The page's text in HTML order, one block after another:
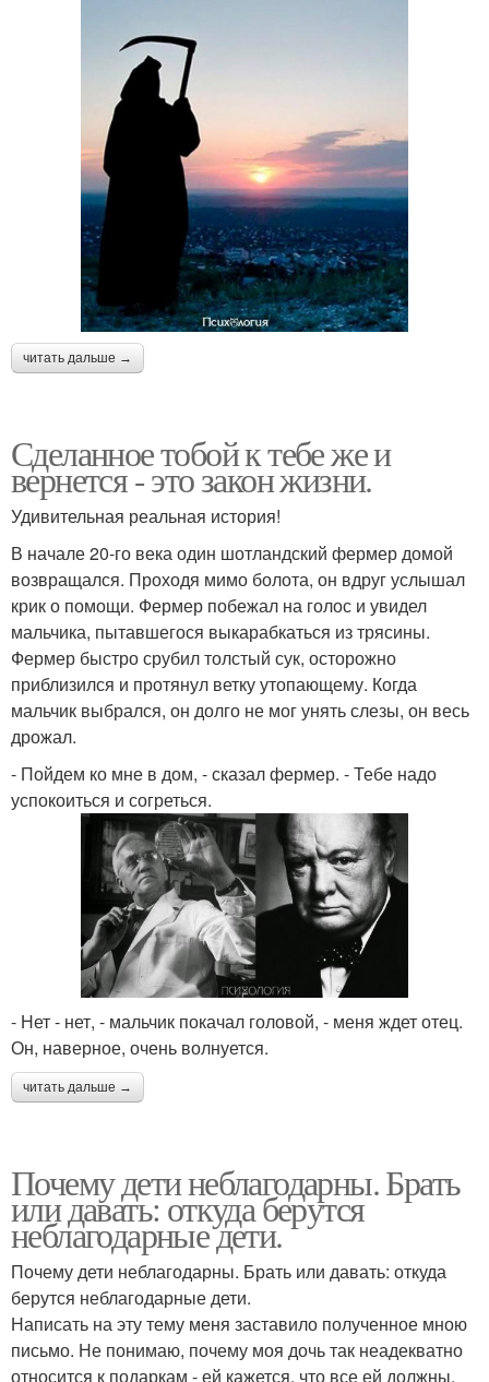
читать дальше →
Сделанное тобой к тебе же и
вернется - это закон жизни.
Удивительная реальная история!
В начале 20-го века один шотландский фермер домой
возвращался. Проходя мимо болота, он вдруг услышал
крик о помощи. Фермер побежал на голос и увидел
мальчика, пытавшегося выкарабкаться из трясины.
Фермер быстро срубил толстый сук, осторожно
приблизился и протянул ветку утопающему. Когда
мальчик выбрался, он долго не мог унять слезы, он весь
дрожал.
- Пойдем ко мне в дом, - сказал фермер. - Тебе надо
успокоиться и согреться.
- Нет - нет, - мальчик покачал головой, - меня ждет отец.
Он, наверное, очень волнуется.
читать дальше →
Почему дети неблагодарны. Брать
или давать: откуда берутся
неблагодарные дети.
Почему дети неблагодарны. Брать или давать: откуда
берутся неблагодарные дети.
Написать на эту тему меня заставило полученное мною
письмо. Не понимаю, почему моя дочь так неадекватно
относится к подаркам - ей кажется, что все ей должны.